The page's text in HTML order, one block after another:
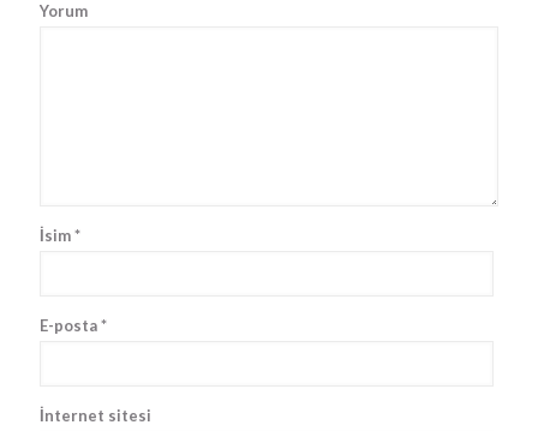
Yorum
İsim*
E-posta*
İnternet sitesi